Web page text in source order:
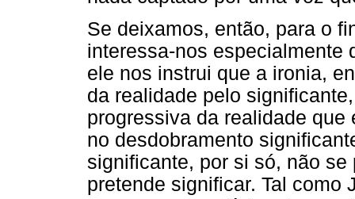
Se deixamos, então, para o
interessa-nos especialmente
ele nos instrui que a ironia,
da realidade pelo
progressiva da realidade
no desdobramento
significante, por si só, não
pretende significar. Tal como